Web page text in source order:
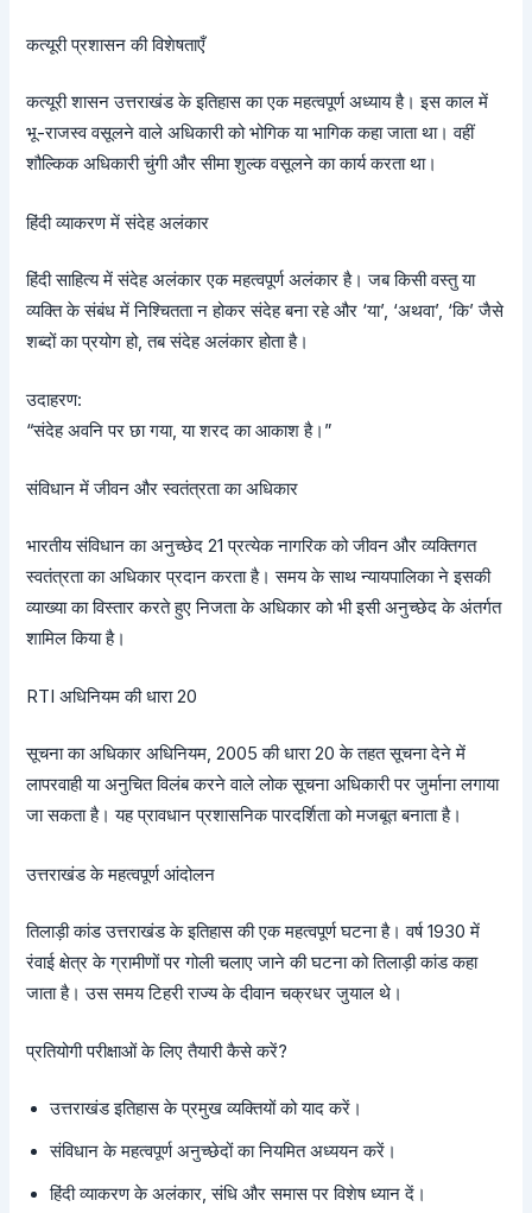
कत्यूरी प्रशासन की विशेषताएँ
कत्यूरी शासन उत्तराखंड के इतिहास का एक महत्वपूर्ण अध्याय है। इस काल में
भू-राजस्व वसूलने वाले अधिकारी को भोगिक या भागिक कहा जाता था। वहीं
शौल्किक अधिकारी चुंगी और सीमा शुल्क वसूलने का कार्य करता था।
हिंदी व्याकरण में संदेह अलंकार
हिंदी साहित्य में संदेह अलंकार एक महत्वपूर्ण अलंकार है। जब किसी वस्तु या
व्यक्ति के संबंध में निश्चितता न होकर संदेह बना रहे और ‘या’, ‘अथवा’, ‘कि’ जैसे
शब्दों का प्रयोग हो, तब संदेह अलंकार होता है।
उदाहरण:
“संदेह अवनि पर छा गया, या शरद का आकाश है।”
संविधान में जीवन और स्वतंत्रता का अधिकार
भारतीय संविधान का अनुच्छेद 21 प्रत्येक नागरिक को जीवन और व्यक्तिगत
स्वतंत्रता का अधिकार प्रदान करता है। समय के साथ न्यायपालिका ने इसकी
व्याख्या का विस्तार करते हुए निजता के अधिकार को भी इसी अनुच्छेद के अंतर्गत
शामिल किया है।
RTI अधिनियम की धारा 20
सूचना का अधिकार अधिनियम, 2005 की धारा 20 के तहत सूचना देने में
लापरवाही या अनुचित विलंब करने वाले लोक सूचना अधिकारी पर जुर्माना लगाया
जा सकता है। यह प्रावधान प्रशासनिक पारदर्शिता को मजबूत बनाता है।
उत्तराखंड के महत्वपूर्ण आंदोलन
तिलाड़ी कांड उत्तराखंड के इतिहास की एक महत्वपूर्ण घटना है। वर्ष 1930 में
रंवाई क्षेत्र के ग्रामीणों पर गोली चलाए जाने की घटना को तिलाड़ी कांड कहा
जाता है। उस समय टिहरी राज्य के दीवान चक्रधर जुयाल थे।
प्रतियोगी परीक्षाओं के लिए तैयारी कैसे करें?
उत्तराखंड इतिहास के प्रमुख व्यक्तियों को याद करें।
संविधान के महत्वपूर्ण अनुच्छेदों का नियमित अध्ययन करें।
हिंदी व्याकरण के अलंकार, संधि और समास पर विशेष ध्यान दें।